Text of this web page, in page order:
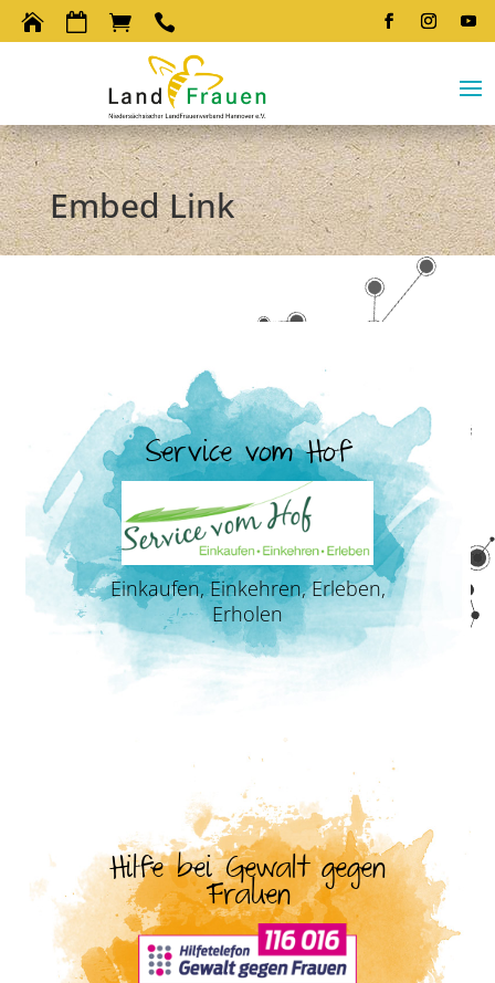
   
Embed Link
Service vom Hof
Einkaufen, Einkehren, Erleben,
Erholen
Hilfe bei Gewalt gegen
Frauen